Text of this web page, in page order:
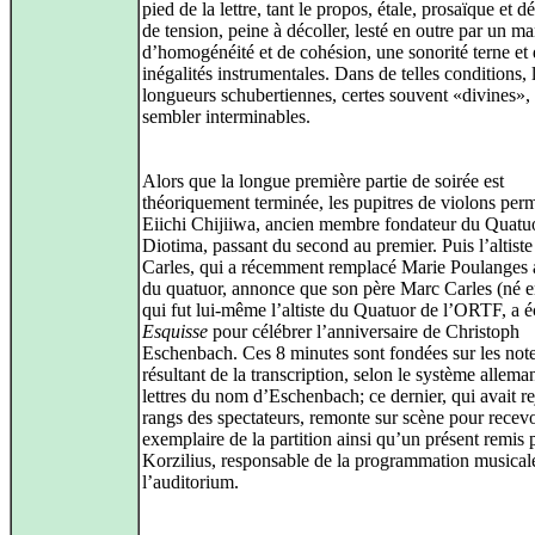
pied de la lettre, tant le propos, étale, prosaïque et
de tension, peine à décoller, lesté en outre par un
d’homogénéité et de cohésion, une sonorité terne et
inégalités instrumentales. Dans de telles conditions,
longueurs schubertiennes, certes souvent
sembler interminables.
Alors que la longue première partie de soirée est
théoriquement terminée, les pupitres de violons
Eiichi Chijiiwa, ancien membre fondateur du
Diotima, passant du second au premier. Puis
Carles, qui a récemment remplacé Marie Poulanges
du quatuor, annonce que son père Marc Carles (né
qui fut lui-même l’altiste du Quatuor de l’ORTF, a
Esquisse pour célébrer l’anniversaire de Christoph
Eschenbach. Ces 8 minutes sont fondées sur les
résultant de la transcription, selon le système
lettres du nom d’Eschenbach; ce dernier, qui avait
rangs des spectateurs, remonte sur scène pour
exemplaire de la partition ainsi qu’un présent remis
Korzilius, responsable de la programmation
l’auditorium.